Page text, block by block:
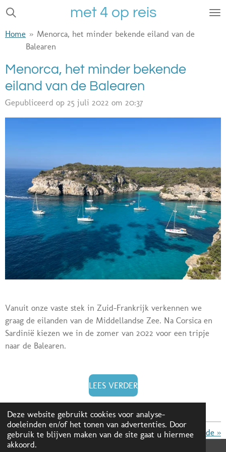
Deze website gebruikt cookies voor analyse-
doeleinden en/of het tonen van advertenties. Door
gebruik te blijven maken van de site gaat u hiermee
akkoord.
Ga
naar
met 4 op reis
Home » Menorca, het minder bekende eiland van de
Balearen
Menorca, het minder bekende
eiland van de Balearen
Gepubliceerd op 25 juli 2022 om 20:37
Vanuit onze vaste stek in Zuid-Frankrijk verkennen we
graag de eilanden van de Middellandse Zee. Na Corsica en
Sardinië kiezen we in de zomer van 2022 voor een tripje
naar de Balearen.
LEES VERDER
«Vorige Volgende »